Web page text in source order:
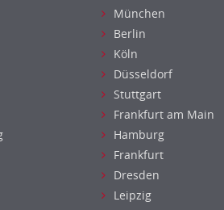
München
Berlin
Köln
Düsseldorf
Stuttgart
Frankfurt am Main
Hamburg
Frankfurt
Dresden
Leipzig